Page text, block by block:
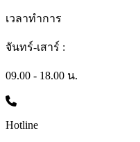
เวลาทำการ
จันทร์-เสาร์ :
09.00 - 18.00 น.
Hotline